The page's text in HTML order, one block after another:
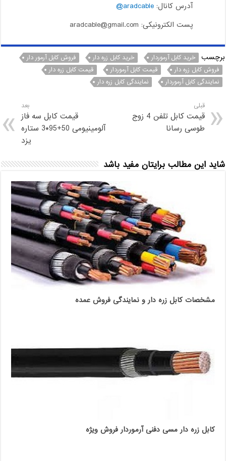
آدرس کانال:aradcable@
پست الکترونیکی: aradcable@gmail.com
برچسب خرید کابل آرموردار خرید کابل زره دار
فروش کابل آرمور دار
فروش کابل زره دار
قیمت کابل آرموردار
قیمت کابل زره دار
نمایندگی کابل آرموردار
نمایندگی کابل زره دار
قبلی
قیمت کابل تلفن 4 زوج
طوسی رسانا
بعد
قیمت کابل سه فاز
آلومینیومی 50+95*3 ستاره
یزد
شاید این مطالب برایتان مفید باشد
مشخصات کابل زره دار و نمایندگی فروش عمده
کابل زره دار مسی دفنی آرموردار فروش ویژه